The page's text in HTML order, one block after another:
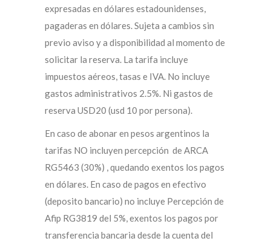
expresadas en dólares estadounidenses,
pagaderas en dólares. Sujeta a cambios sin
previo aviso y a disponibilidad al momento de
solicitar la reserva. La tarifa incluye
impuestos aéreos, tasas e IVA. No incluye
gastos administrativos 2.5%. Ni gastos de
reserva USD20 (usd 10 por persona).
En caso de abonar en pesos argentinos la
tarifas NO incluyen percepción de ARCA
RG5463 (30%) , quedando exentos los pagos
en dólares. En caso de pagos en efectivo
(deposito bancario) no incluye Percepción de
Afip RG3819 del 5%, exentos los pagos por
transferencia bancaria desde la cuenta del